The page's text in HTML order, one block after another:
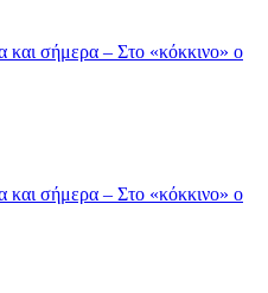
και σήμερα – Στο «κόκκινο» ο
και σήμερα – Στο «κόκκινο» ο